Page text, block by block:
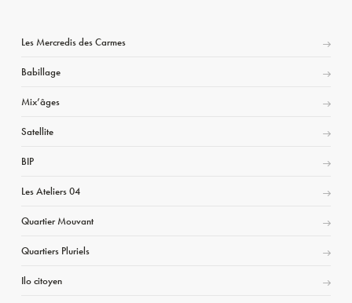
Les Mercredis des Carmes
Babillage
Mix’âges
Satellite
BIP
Les Ateliers 04
Quartier Mouvant
Quartiers Pluriels
Ilo citoyen